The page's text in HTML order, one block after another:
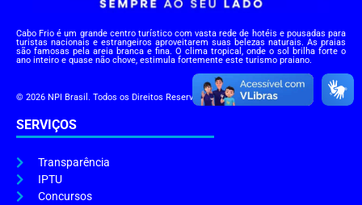
Cabo Frio é um grande centro turístico com vasta rede de hotéis e pousadas para
turistas nacionais e estrangeiros aproveitarem suas belezas naturais. As praias
são famosas pela areia branca e fina. O clima tropical, onde o sol brilha forte o
ano inteiro e quase não chove, estimula fortemente este turismo praiano.
© 2026 NPI Brasil. Todos os Direitos Reservados.
SERVIÇOS
Transparência
IPTU
Concursos